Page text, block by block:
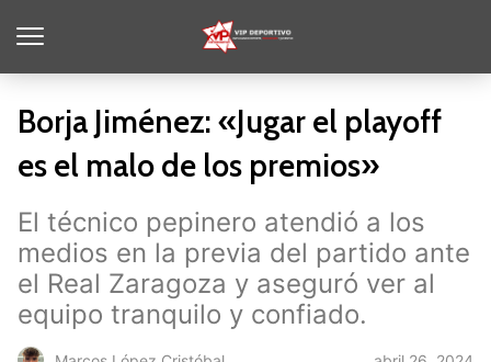
Borja Jiménez: «Jugar el playoff
es el malo de los premios»
El técnico pepinero atendió a los
medios en la previa del partido ante
el Real Zaragoza y aseguró ver al
equipo tranquilo y confiado.